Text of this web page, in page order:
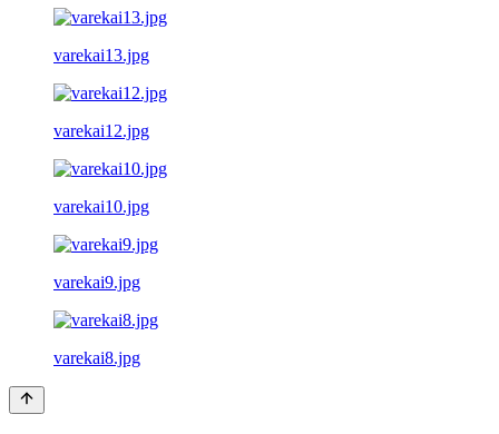
varekai13.jpg
varekai12.jpg
varekai10.jpg
varekai9.jpg
varekai8.jpg